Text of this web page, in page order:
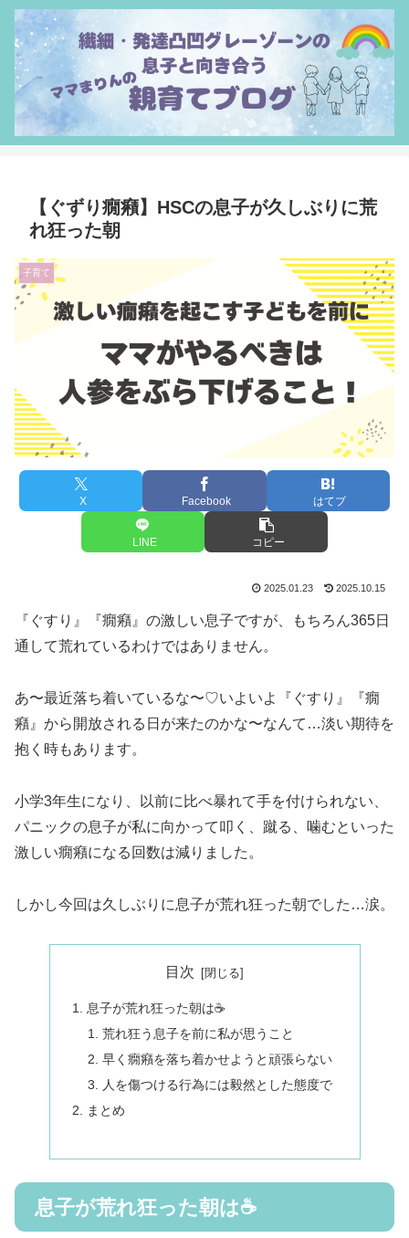
【ぐずり癇癪】HSCの息子が久しぶりに荒
れ狂った朝
子育て
X Facebook はてブ
LINE コピー
2025.01.23 2025.10.15
『ぐすり』『癇癪』の激しい息子ですが、もちろん365日
通して荒れているわけではありません。
あ〜最近落ち着いているな〜♡いよいよ『ぐすり』『癇
癪』から開放される日が来たのかな〜なんて…淡い期待を
抱く時もあります。
小学3年生になり、以前に比べ暴れて手を付けられない、
パニックの息子が私に向かって叩く、蹴る、噛むといった
激しい癇癪になる回数は減りました。
しかし今回は久しぶりに息子が荒れ狂った朝でした…涙。
目次
息子が荒れ狂った朝は☕
荒れ狂う息子を前に私が思うこと
早く癇癪を落ち着かせようと頑張らない
人を傷つける行為には毅然とした態度で
まとめ
息子が荒れ狂った朝は☕